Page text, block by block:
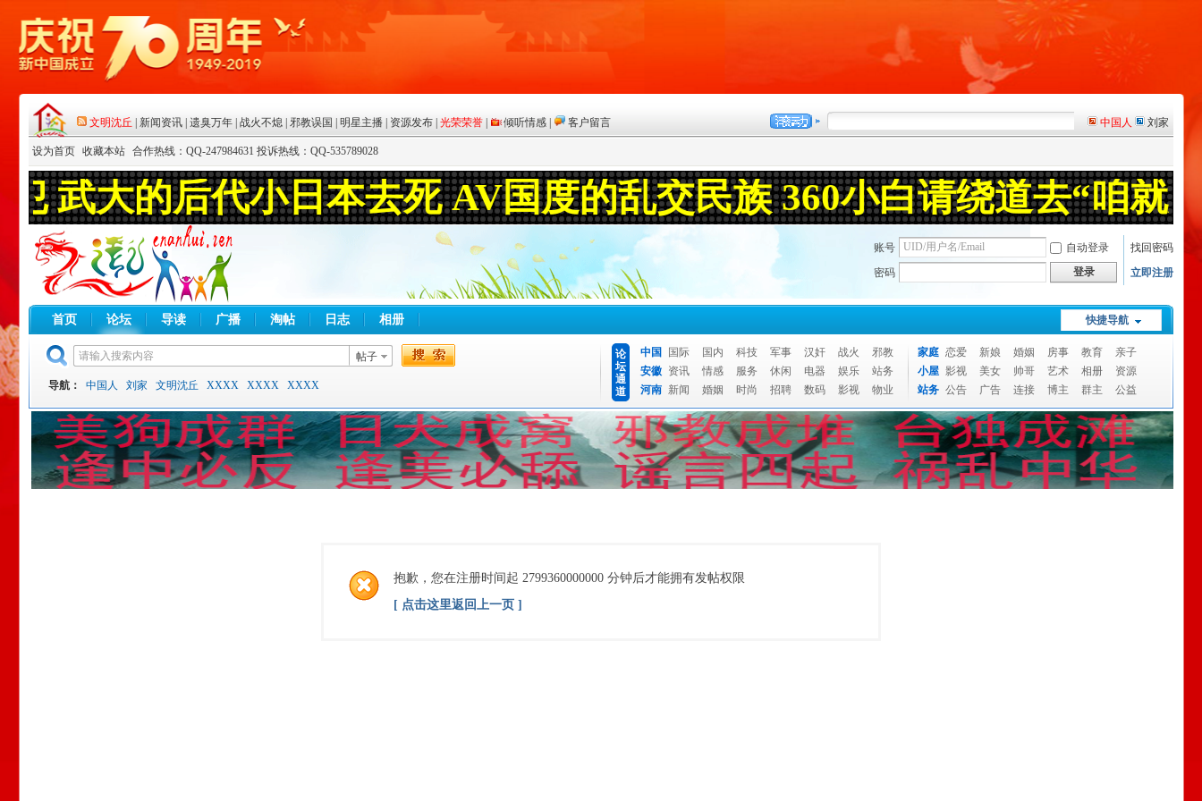
设为首页 收藏本站 合作热线：QQ-247984631 投诉热线：QQ-535789028
账号 自动登录
找回密码
密码
登录 立即注册
快捷导航
首页 论坛 导读 广播 淘帖 日志 相册
帖子
导航： 中国人 刘家 文明沈丘 XXXX XXXX XXXX
论
坛
通
道
中国 国际 国内 科技 军事 汉奸 战火
邪教
安徽 资讯 情感 服务 休闲 电器 娱乐
站务
河南 新闻 婚姻 时尚 招聘 数码 影视 物业
家庭 恋爱 新娘 婚姻 房事 教育
亲子
小屋 影视 美女 帅哥 艺术 相册
资源
站务 公告 广告 连接 博主 群主 公益
抱歉，您在注册时间起 2799360000000 分钟后才能拥有发帖权限
[ 点击这里返回上一页 ]